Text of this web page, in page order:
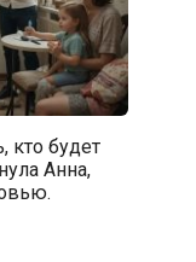
кто будет
Анна,